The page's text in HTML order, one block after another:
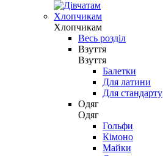
Хлопчикам
Хлопчикам
Весь розділ
Взуття
Взуття
Балетки
Для латини
Для стандарту
Одяг
Одяг
Гольфи
Кімоно
Майки